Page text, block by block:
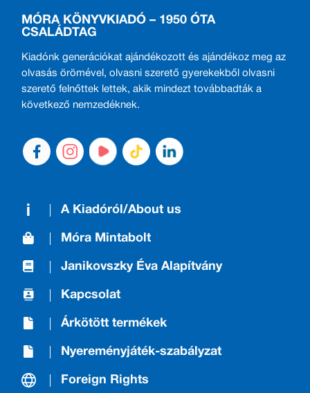
MÓRA KÖNYVKIADÓ – 1950 ÓTA
CSALÁDTAG
Kiadónk generációkat ajándékozott és ajándékoz meg az
olvasás örömével, olvasni szerető gyerekekből olvasni
szerető felnőttek lettek, akik mindezt továbbadták a
következő nemzedéknek.
A Kiadóról/About us
Móra Mintabolt
Janikovszky Éva Alapítvány
Kapcsolat
Árkötött termékek
Nyereményjáték-szabályzat
Foreign Rights